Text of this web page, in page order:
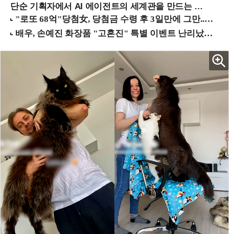
단순 기획자에서 AI 에이전트의 세계관을 만드는 지식 설계자로.. (8/20 강남역)